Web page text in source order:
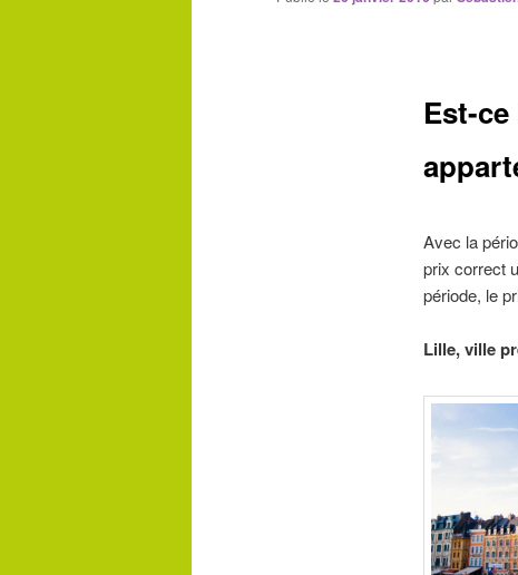
Est-
Avec la
prix correct
période, le
Lille, ville